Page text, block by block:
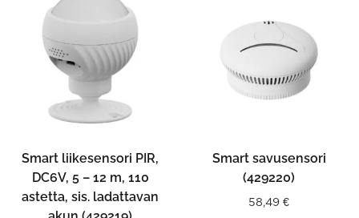
Smart liikesensori PIR,
DC6V, 5 – 12 m, 110
astetta, sis. ladattavan
Smart savusensori
(429220)
58,49 €